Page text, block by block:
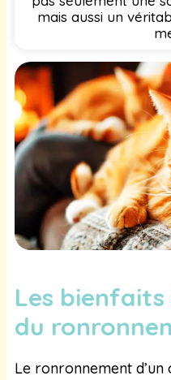
mais aussi un
Les
du
Le ronronnement d’un